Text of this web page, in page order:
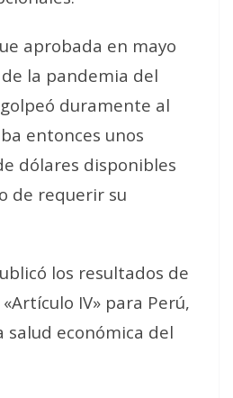
aprobada en mayo
la pandemia del
duramente al
entonces unos
dólares disponibles
de requerir su
los resultados de
IV» para Perú,
salud económica del